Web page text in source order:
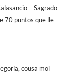
– Sagrado
70 puntos que lle
cousa moi